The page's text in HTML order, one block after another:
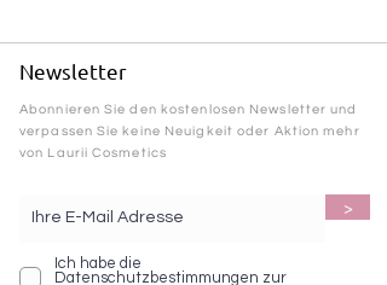
Abonnieren Sie den kostenlosen Newsletter und
verpassen Sie keine Neuigkeit oder Aktion mehr
von Laurii Cosmetics
Newsletter
>
Ich habe die
Datenschutzbestimmungen zur